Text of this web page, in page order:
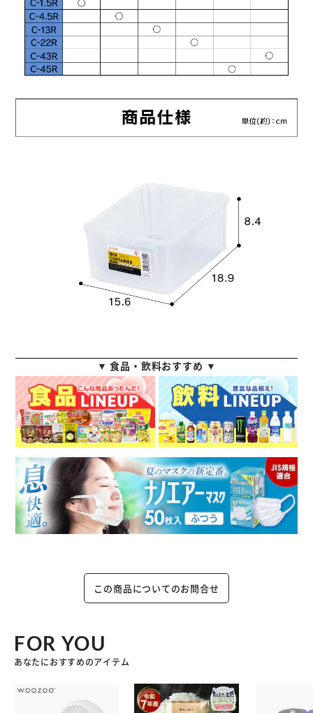
▼ 食品・飲料おすすめ ▼
この商品についてのお問合せ
FOR YOU
あなたにおすすめのアイテム